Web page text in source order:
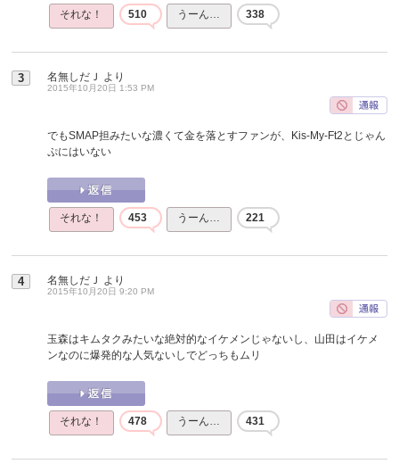
それな！ 510 うーん… 338
3 名無しだＪ より
2015年10月20日 1:53 PM
でもSMAP担みたいな濃くて金を落とすファンが、Kis-My-Ft2とじゃん
ぷにはいない
それな！ 453 うーん… 221
4 名無しだＪ より
2015年10月20日 9:20 PM
玉森はキムタクみたいな絶対的なイケメンじゃないし、山田はイケメ
ンなのに爆発的な人気ないしでどっちもムリ
それな！ 478 うーん… 431